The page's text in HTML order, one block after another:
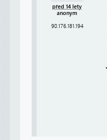
před 14 lety
anonym
90.176.181.194